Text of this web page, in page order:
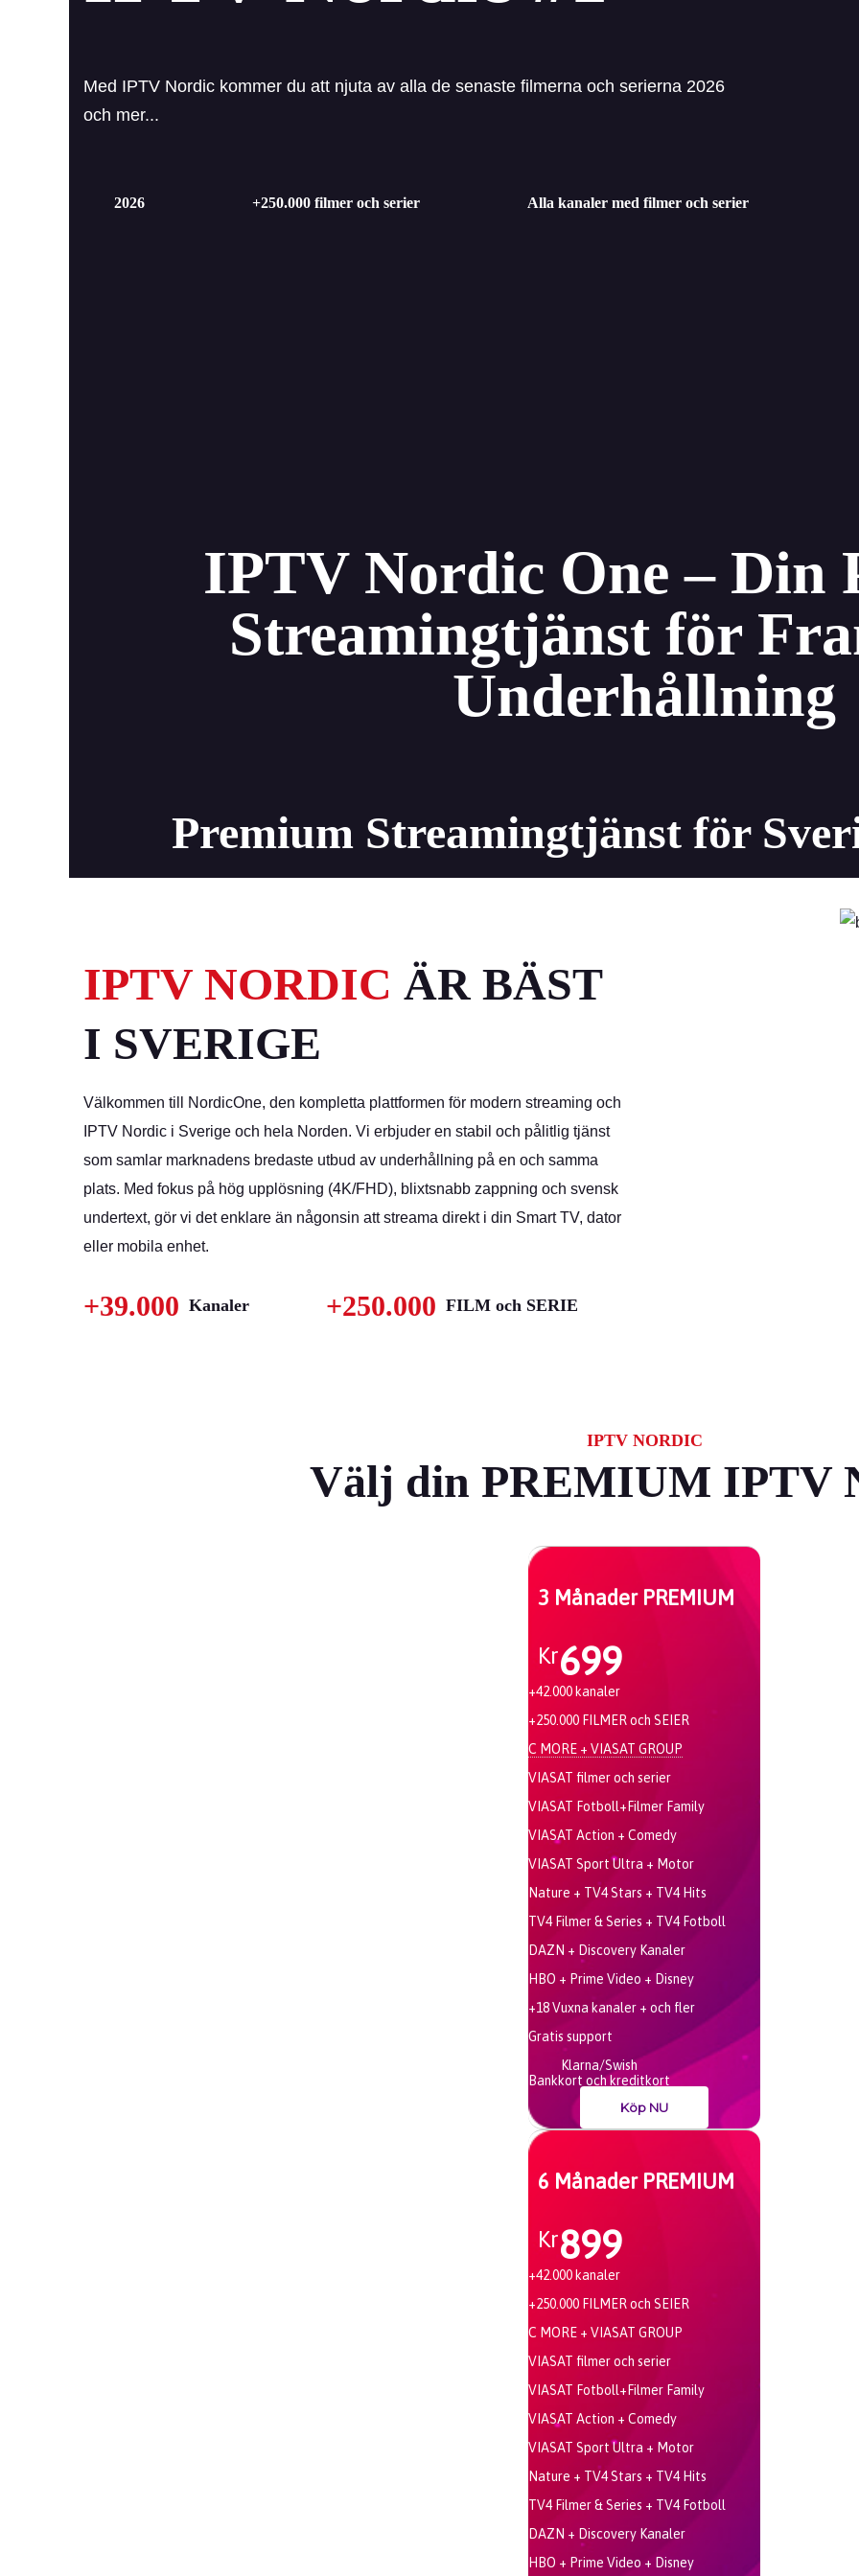
Med IPTV Nordic kommer du att njuta av alla de senaste filmerna och serierna 2026
och mer...
2026 +250.000 filmer och serier Alla kanaler med filmer och serier
IPTV Nordic One – Din
Streamingtjänst för
Underhållning
Premium Streamingtjänst för
IPTV NORDIC ÄR BÄST
I SVERIGE
Välkommen till NordicOne, den kompletta plattformen för modern streaming och
IPTV Nordic i Sverige och hela Norden. Vi erbjuder en stabil och pålitlig tjänst
som samlar marknadens bredaste utbud av underhållning på en och samma
plats. Med fokus på hög upplösning (4K/FHD), blixtsnabb zappning och svensk
undertext, gör vi det enklare än någonsin att streama direkt i din Smart TV, dator
eller mobila enhet.
+39.000 Kanaler +250.000 FILM och SERIE
IPTV NORDIC
Välj din PREMIUM IPTV
3 Månader PREMIUM
Kr699
+42.000 kanaler
+250.000 FILMER och SEIER
C MORE + VIASAT GROUP
VIASAT filmer och serier
VIASAT Fotboll+Filmer Family
VIASAT Action + Comedy
VIASAT Sport Ultra + Motor
Nature + TV4 Stars + TV4 Hits
TV4 Filmer & Series + TV4 Fotboll
DAZN + Discovery Kanaler
HBO + Prime Video + Disney
+18 Vuxna kanaler + och fler
Gratis support
Klarna/Swish
Bankkort och kreditkort
Köp NU
6 Månader PREMIUM
Kr899
+42.000 kanaler
+250.000 FILMER och SEIER
C MORE + VIASAT GROUP
VIASAT filmer och serier
VIASAT Fotboll+Filmer Family
VIASAT Action + Comedy
VIASAT Sport Ultra + Motor
Nature + TV4 Stars + TV4 Hits
TV4 Filmer & Series + TV4 Fotboll
DAZN + Discovery Kanaler
HBO + Prime Video + Disney